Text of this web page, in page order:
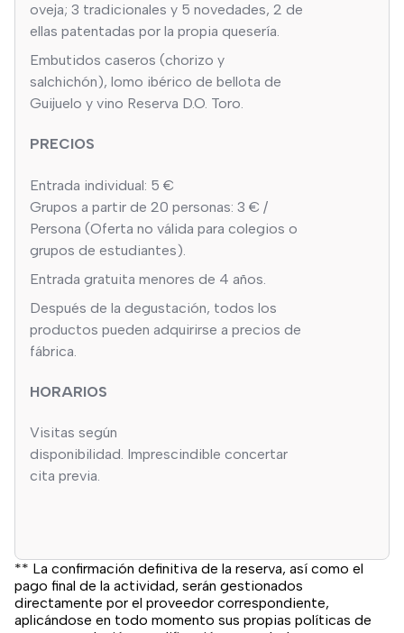
oveja; 3 tradicionales y 5 novedades, 2 de
ellas patentadas por la propia quesería.
Embutidos caseros (chorizo y
salchichón), lomo ibérico de bellota de
Guijuelo y vino Reserva D.O. Toro.
PRECIOS
Entrada individual: 5 €
Grupos a partir de 20 personas: 3 € /
Persona (Oferta no válida para colegios o
grupos de estudiantes).
Entrada gratuita menores de 4 años.
Después de la degustación, todos los
productos pueden adquirirse a precios de
fábrica.
HORARIOS
Visitas según
disponibilidad. Imprescindible concertar
cita previa.
** La confirmación definitiva de la reserva, así como el
pago final de la actividad, serán gestionados
directamente por el proveedor correspondiente,
aplicándose en todo momento sus propias políticas de